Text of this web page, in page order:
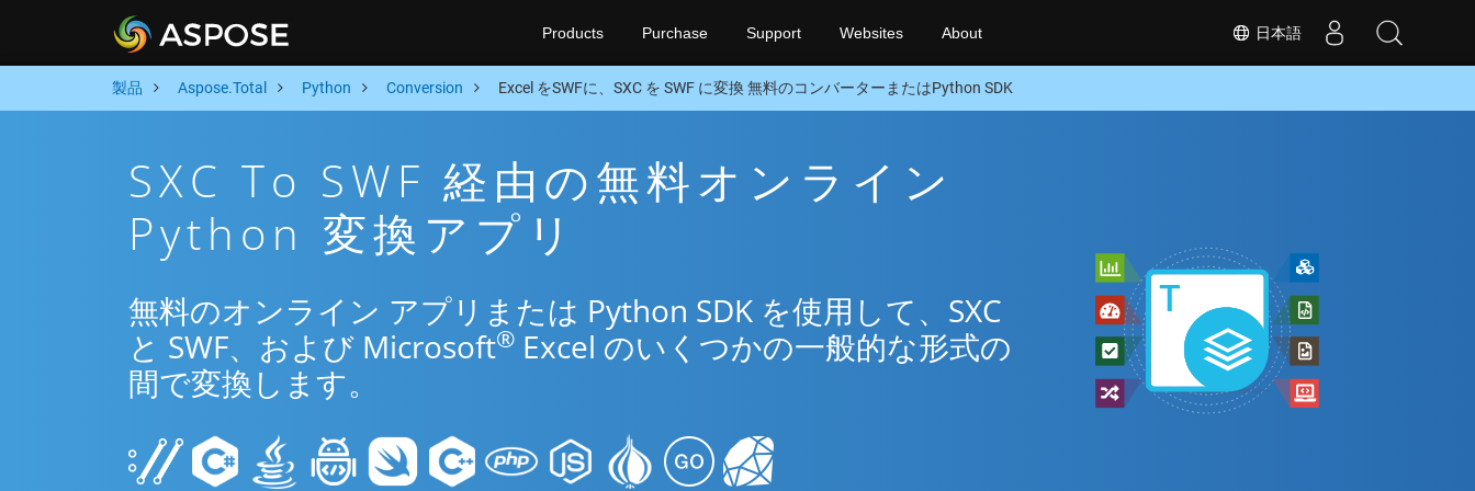
日本語
Products Purchase Support Websites About
製品 Aspose.Total Python Conversion Excel をSWFに、SXC を SWF に変換 無料のコンバーターまたはPython SDK
SXC To SWF 経由の無料オンライン
Python 変換アプリ
無料のオンライン アプリまたは Python SDK を使用して、SXC
と SWF、および Microsoft® Excel のいくつかの一般的な形式の
間で変換します。